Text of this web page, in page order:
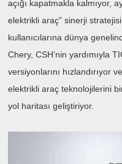
açığı kapatmakla kalmıyor,
elektrikli araç” sinerji
kullanıcılarına dünya
Chery, CSH’nin yardımıyla
versiyonlarını hızlandırıyor
elektrikli araç teknolojilerini
yol haritası geliştiriyor.